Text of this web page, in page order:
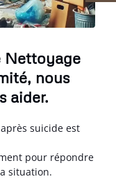
Nettoyage
nous
aider.
suicide est
pour répondre
situation.